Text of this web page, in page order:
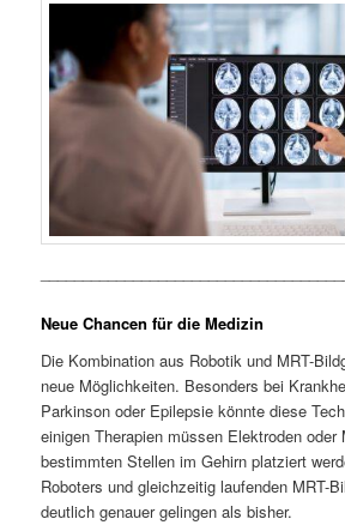
Neue Chancen für die Medizin
Die Kombination aus Robotik und MRT-
neue Möglichkeiten. Besonders bei
Parkinson oder Epilepsie könnte diese
einigen Therapien müssen Elektroden oder
bestimmten Stellen im Gehirn platziert
Roboters und gleichzeitig laufenden MRT-
deutlich genauer gelingen als bisher.